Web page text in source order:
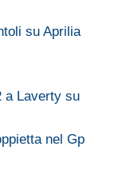
su Aprilia
a Laverty su
nel Gp